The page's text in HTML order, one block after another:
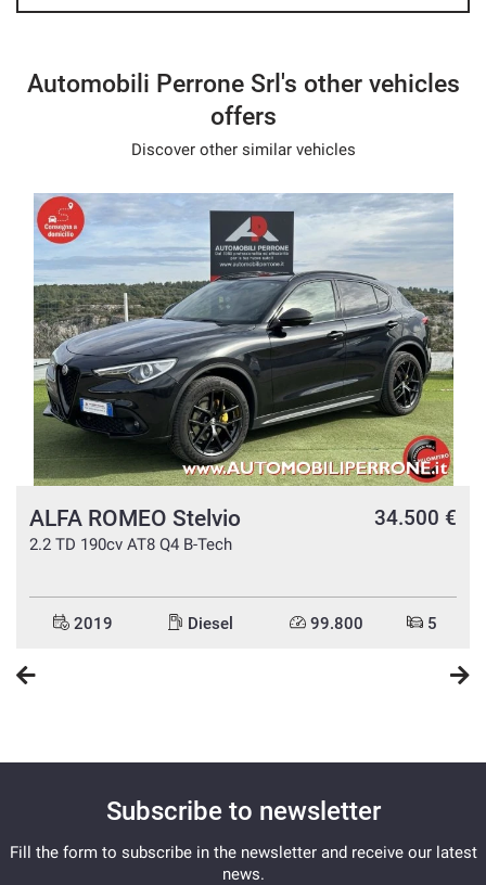
- Wir sprechen Deutsch
- Hablamos español
Automobili Perrone Srl's other vehicles
offers
Discover other similar vehicles
ALFA ROMEO Stelvio
2.2 TD 190cv AT8 Q4 B-Tech
34.500 €
2019 Diesel 99.800 5
Subscribe to newsletter
Fill the form to subscribe in the newsletter and receive our latest
news.